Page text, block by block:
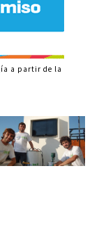
a partir de la